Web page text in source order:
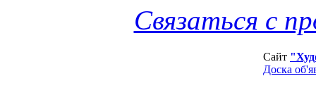
Связаться с
Сайт
Доска